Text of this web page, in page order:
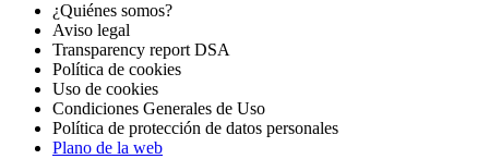
¿Quiénes somos?
Aviso legal
Transparency report DSA
Política de cookies
Uso de cookies
Condiciones Generales de Uso
Política de protección de datos personales
Plano de la web